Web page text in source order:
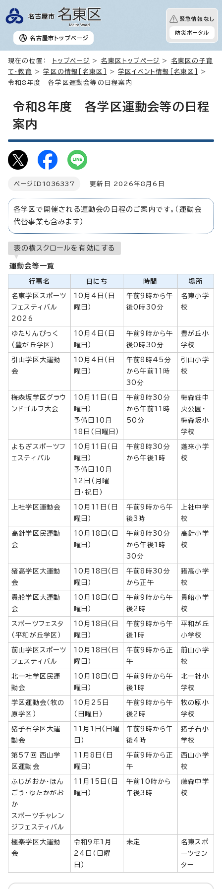
名古屋市 トップページ
緊急情報なし
防災ポータル
現在の位置： トップページ > 名東区トップページ > 名東区の子育
て・教育
>学区の情報［名東区］ >学区イベント情報［名東区］
>
令和8年度 各学区運動会等の日程案内
令和8年度 各学区運動会等の日程
案内
ページID 1036337 更新日 2026年8月6日
各学区で開催される運動会の日程のご案内です。（運動会
代替事業も含みます）
表の横スクロールを有効にする
運動会等一覧
行事名 日にち 時間 場所
名東学区スポーツ
フェスティバル
2026
10月4日（日
曜日）
午前9時から午
後0時30分
名東小学
校
ゆたりんぴっく
（豊が丘学区）
10月4日（日
曜日）
午前9時から午
後0時30分
豊が丘小
学校
引山学区大運動
会
10月4日（日
曜日）
午前8時45分
から午前11時
30分
引山小学
校
梅森坂学区グラウ
ンドゴルフ大会
10月11日（日
曜日）
予備日10月
18日（日曜日）
午前8時30分
から午前11時
50分
梅森荘中
央公園・
梅森坂小
学校
よもぎスポーツフ
ェスティバル
10月11日（日
曜日）
予備日10月
12日（月曜
日・祝日）
午前8時30分
から午後1時
蓬来小学
校
上社学区運動会
10月11日（日
曜日）
午前9時から午
後3時
上社中学
校
高針学区民運動
会
10月18日（日
曜日）
午前8時30分
から午後1時
30分
高針小学
校
猪高学区大運動
会
10月18日（日
曜日）
午前8時30分
から正午
猪高小学
校
貴船学区大運動
会
10月18日（日
曜日）
午前9時から午
後2時
貴船小学
校
スポーツフェスタ
（平和が丘学区）
10月18日（日
曜日）
午前9時から午
後1時
平和が丘
小学校
前山学区スポーツ
フェスティバル
10月18日（日
曜日）
午前9時から正
午
前山小学
校
北一社学区民運
動会
10月18日（日
曜日）
午前9時から午
後1時
北一社小
学校
学区運動会（牧の
原学区）
10月25日
（日曜日）
午前9時から午
後2時
牧の原小
学校
猪子石学区大運
動会
11月1日（日曜
日）
午前9時から午
後4時
猪子石小
学校
第57回 西山学
区運動会
11月8日（日
曜日）
午前9時から正
午
西山小学
校
ふじがおか・ほん
ごう・ゆたかがお
か
スポーツチャレン
ジフェスティバル
11月15日（日
曜日）
午前10時から
午後3時
藤森中学
校
極楽学区大運動
会
令和9年1月
24日（日曜
日）
未定
名東スポ
ーツセン
ター